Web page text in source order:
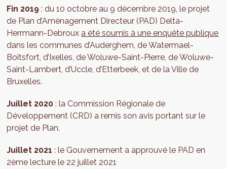
Fin 2019 : du 10 octobre au 9 décembre 2019, le projet
de Plan d’Aménagement Directeur (PAD) Delta-
Herrmann-Debroux a été soumis à une enquête publique
dans les communes d’Auderghem, de Watermael-
Boitsfort, d’Ixelles, de Woluwe-Saint-Pierre, de Woluwe-
Saint-Lambert, d’Uccle, d’Etterbeek, et de la Ville de
Bruxelles.
Juillet 2020 : la Commission Régionale de
Développement (CRD) a remis son avis portant sur le
projet de Plan.
Juillet 2021 : le Gouvernement a approuvé le PAD en
2ème lecture le 22 juillet 2021